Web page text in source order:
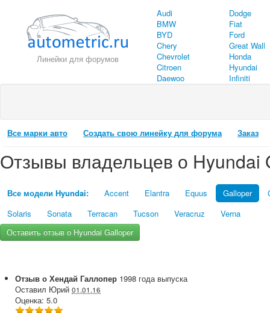
Линейки для форумов
Audi
BMW
BYD
Chery
Chevrolet
Citroen
Daewoo
Dodge
Fiat
Ford
Great Wall
Honda
Hyundai
Infiniti
Все марки авто Создать свою линейку для форума Заказ
Отзывы владельцев о Hyundai
Все модели Hyundai: Accent Elantra Equus Galloper
Solaris
Sonata Terracan Tucson Veracruz
Verna
Оставить отзыв о Hyundai Galloper
Отзыв о Хендай Галлопер 1998 года выпуска
Оставил Юрий 01.01.16
Оценка: 5.0